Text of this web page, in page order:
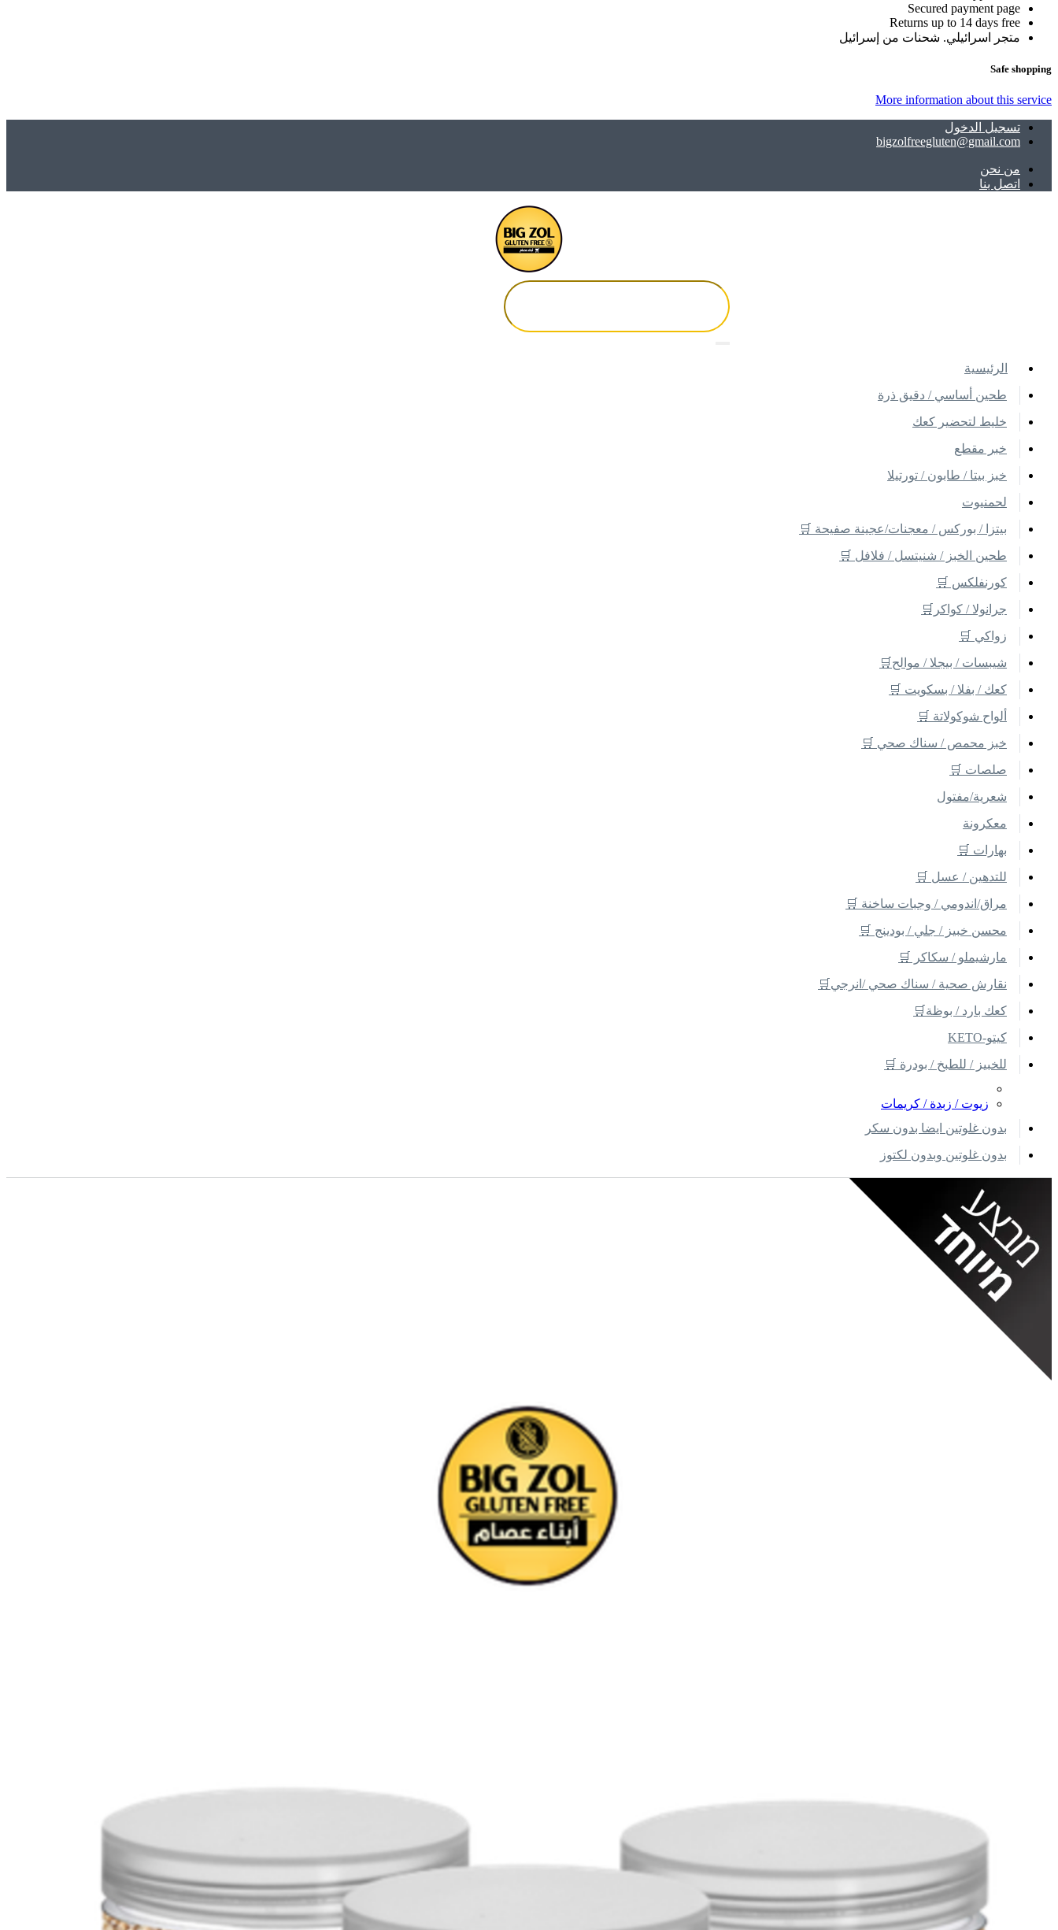
Secured payment page
Returns up to 14 days free
متجر اسرائيلي. شحنات من إسرائيل
Safe shopping
More information about this service
تسجيل الدخول
bigzolfreegluten@gmail.com
ﻣﻦ ﻧﺤﻦ
اتصل بنا
اﻟﺮﺋﻴﺴﻴﺔ
طحين أساسي / دقيق ذرة
خليط لتحضير كعك
خبر مقطع
خبز بيتا / طابون / تورتيلا
لحمنيوت
بيتزا / بوركس / معجنات/عجينة صفيحة 🛒
طحين الخبز / شنيتسل / فلافل 🛒
كورنفلكس 🛒
جرانولا / كواكر🛒
زواكي 🛒
شيبسات / بيجلا / موالح🛒
كعك / بفلا / بسكويت 🛒
ألواح شوكولاتة 🛒
خبز محمص / سناك صحي 🛒
صلصات 🛒
شعرية/مفتول
معكرونة
بهارات 🛒
للتدهين / عسل 🛒
مراق/اندومي / وجبات ساخنة 🛒
محسن خبيز / جلي / بودينج 🛒
مارشيملو / سكاكر 🛒
نقارش صحية / سناك صحي /انرجي🛒
كعك بارد / بوظة🛒
كيتو-KETO
للخبيز / للطبخ / بودرة 🛒
زيوت / زبدة / كريمات
بدون غلوتين ايضا بدون سكر
بدون غلوتين وبدون لكتوز